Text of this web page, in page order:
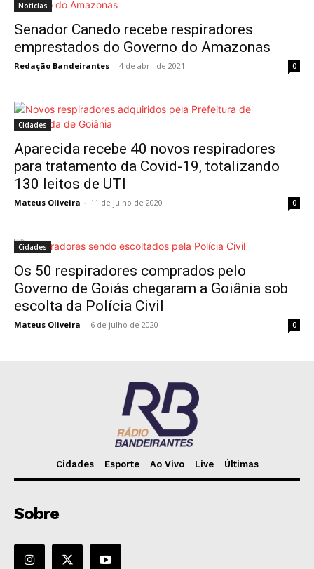
Noticias
Senador Canedo recebe respiradores
emprestados do Governo do Amazonas
Redação Bandeirantes - 4 de abril de 2021 0
Cidades
Aparecida recebe 40 novos respiradores
para tratamento da Covid-19, totalizando
130 leitos de UTI
Mateus Oliveira - 11 de julho de 2020 0
Cidades
Os 50 respiradores comprados pelo
Governo de Goiás chegaram a Goiânia sob
escolta da Polícia Civil
Mateus Oliveira - 6 de julho de 2020 0
Cidades Esporte Ao Vivo Live Últimas
Sobre